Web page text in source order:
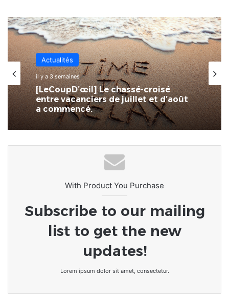
Actualités
il y a 3 semaines
[LeCoupD’œil] Le chassé-croisé
entre vacanciers de juillet et d’août
a commencé.
With Product You Purchase
Subscribe to our mailing
list to get the new
updates!
Lorem ipsum dolor sit amet, consectetur.